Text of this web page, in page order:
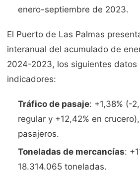
enero-septiembre de 2023.
El Puerto de Las Palmas
interanual del acumulado de
2024-2023, los siguientes datos
indicadores:
Tráfico de pasaje: +1,38% (-
regular y +12,42% en
pasajeros.
Toneladas de mercancías:
18.314.065 toneladas.